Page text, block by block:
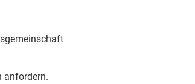
anfordern.